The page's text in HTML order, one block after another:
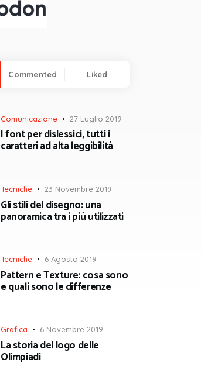
Commented Liked
Comunicazione 27 Luglio 2019
I font per dislessici, tutti i
caratteri ad alta leggibilità
Tecniche 23 Novembre 2019
Gli stili del disegno: una
panoramica tra i più utilizzati
Tecniche 6 Agosto 2019
Pattern e Texture: cosa sono
e quali sono le differenze
Grafica 6 Novembre 2019
La storia del logo delle
Olimpiadi